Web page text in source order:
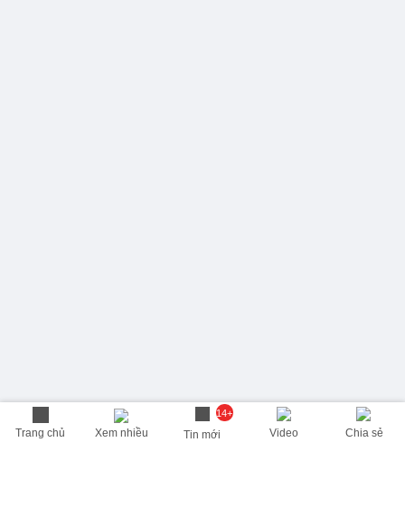
Trang chủ Xem nhiều
14+
Tin mới Video Chia sẻ